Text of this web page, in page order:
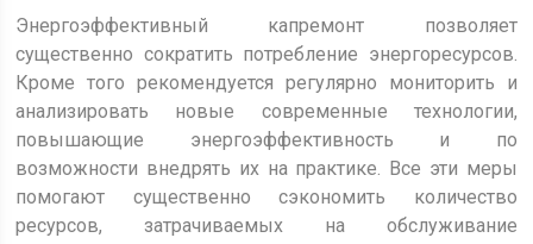
Энергоэффективный капремонт позволяет
существенно сократить потребление энергоресурсов.
Кроме того рекомендуется регулярно мониторить и
анализировать новые современные технологии,
повышающие энергоэффективность и по
возможности внедрять их на практике. Все эти меры
помогают существенно сэкономить количество
ресурсов, затрачиваемых на обслуживание